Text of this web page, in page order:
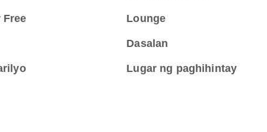
Free Lounge
Dasalan
Lugar ng paghihintay